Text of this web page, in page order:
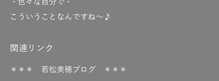
・色々な自分で・
こういうことなんですね～♪
関連リンク
＊＊＊ 若松美穂ブログ ＊＊＊